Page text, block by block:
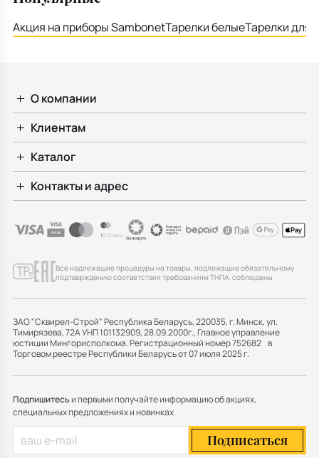
Акция на приборы SambonetТарелки белыеТарелки для
О компании
Клиентам
Каталог
Контакты и адрес
Все надлежащие процедуры на товары, подлежащие обязательному
подтверждению соответствия требованиям ТНПА, соблюдены
ЗАО "Сквирел-Строй" Республика Беларусь, 220035, г. Минск, ул.
Тимирязева, 72А УНП 101132909, 28.09.2000г., Главное управление
юстиции Мингорисполкома. Регистрационный номер 752682 в
Торговом реестре Республики Беларусь от 07 июля 2025 г.
Подпишитесьи первыми получайте информацию об акциях,
специальных предложениях и новинках
Подписаться